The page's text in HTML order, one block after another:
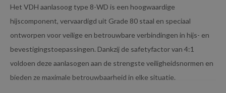
Het VDH aanlasoog type 8-WD is een hoogwaardige
hijscomponent, vervaardigd uit Grade 80 staal en speciaal
ontworpen voor veilige en betrouwbare verbindingen in hijs- en
bevestigingstoepassingen. Dankzij de safetyfactor van 4:1
voldoen deze aanlasogen aan de strengste veiligheidsnormen en
bieden ze maximale betrouwbaarheid in elke situatie.